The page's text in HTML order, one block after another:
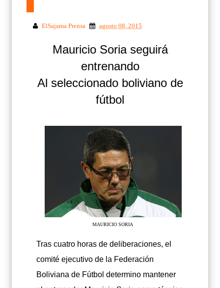
ElSajama Prensa agosto 08, 2015
Mauricio Soria seguirá
entrenando
Al seleccionado boliviano de
fútbol
MAURICIO SORIA
Tras cuatro horas de deliberaciones, el
comité ejecutivo de la Federación
Boliviana de Fútbol determino mantener